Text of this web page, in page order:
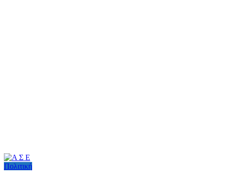
Πολιτική